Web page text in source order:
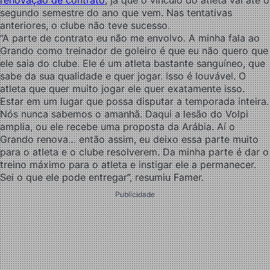
segundo semestre do ano que vem. Nas tentativas
anteriores, o clube não teve sucesso.
“A parte de contrato eu não me envolvo. A minha fala ao
Grando como treinador de goleiro é que eu não quero que
ele saia do clube. Ele é um atleta bastante sanguíneo, que
sabe da sua qualidade e quer jogar. Isso é louvável. O
atleta que quer muito jogar ele quer exatamente isso.
Estar em um lugar que possa disputar a temporada inteira.
Nós nunca sabemos o amanhã. Daqui a lesão do Volpi
amplia, ou ele recebe uma proposta da Arábia. Aí o
Grando renova… então assim, eu deixo essa parte muito
para o atleta e o clube resolverem. Da minha parte é dar o
treino máximo para o atleta e instigar ele a permanecer.
Sei o que ele pode entregar”, resumiu Famer.
Publicidade